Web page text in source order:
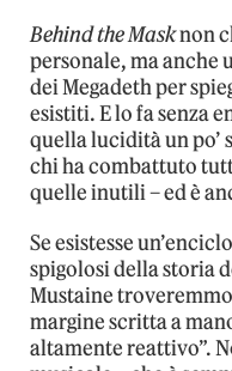
Behind the Masknon
personale, ma anche
dei Megadeth per
esistiti. E lo fa senza
quella lucidità un po’
chi ha combattuto
quelle inutili – ed è
Se esistesse
spigolosi della storia
Mustaine
margine scritta a
altamente reattivo”.